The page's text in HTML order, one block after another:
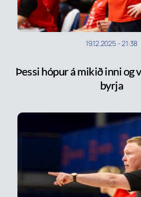
19.12.2025-21:38
Þessi hópur á mikið inni og
byrja